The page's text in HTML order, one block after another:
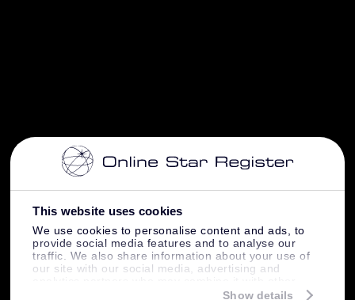
This website uses cookies
We use cookies to personalise content and ads, to
provide social media features and to analyse our
traffic. We also share information about your use of
our site with our social media, advertising and
information that you’ve provided to them or that
Show details